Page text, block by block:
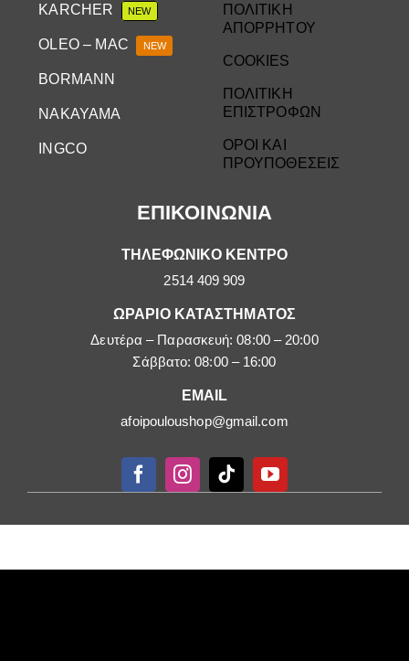
ΕΠΙΚΟΙΝΩΝΙΑ
ΤΗΛΕΦΩΝΙΚΟ ΚΕΝΤΡΟ
2514 409 909
ΩΡΑΡΙΟ ΚΑΤΑΣΤΗΜΑΤΟΣ
Δευτέρα – Παρασκευή: 08:00 – 20:00
Σάββατο: 08:00 – 16:00
EMAIL
afoipouloushop@gmail.com
KARCHER NEW
OLEO – MAC NEW
BORMANN
NAKAYAMA
INGCO
ΠΟΛΙΤΙΚΗ
ΑΠΟΡΡΗΤΟΥ
COOKIES
ΠΟΛΙΤΙΚΗ
ΕΠΙΣΤΡΟΦΩΝ
ΟΡΟΙ ΚΑΙ
ΠΡΟΥΠΟΘΕΣΕΙΣ